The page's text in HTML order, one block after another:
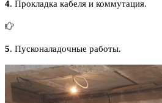
4. Прокладка кабеля и коммутация.
5. Пусконаладочные работы.